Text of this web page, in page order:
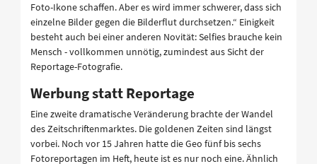
Foto-Ikone schaffen. Aber es wird immer schwerer, dass sich
einzelne Bilder gegen die Bilderflut durchsetzen.“ Einigkeit
besteht auch bei einer anderen Novität: Selfies brauche kein
Mensch - vollkommen unnötig, zumindest aus Sicht der
Reportage-Fotografie.
Werbung statt Reportage
Eine zweite dramatische Veränderung brachte der Wandel
des Zeitschriftenmarktes. Die goldenen Zeiten sind längst
vorbei. Noch vor 15 Jahren hatte die Geo fünf bis sechs
Fotoreportagen im Heft, heute ist es nur noch eine. Ähnlich